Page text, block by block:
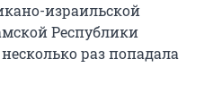
израильской
Республики
раз попадала